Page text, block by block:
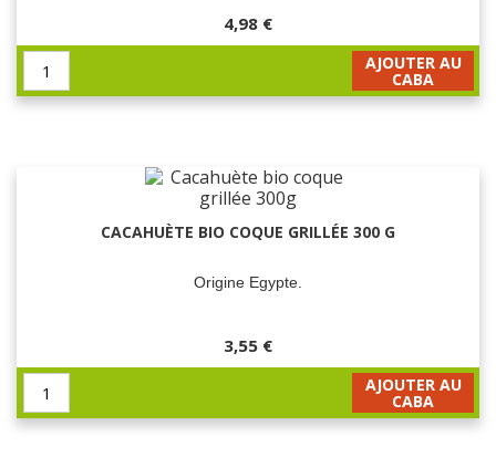
4,98 €
AJOUTER AU
CABA
CACAHUÈTE BIO COQUE GRILLÉE 300 G
Origine Egypte.
3,55 €
AJOUTER AU
CABA